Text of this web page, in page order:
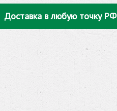
Доставка в любую точку РФ